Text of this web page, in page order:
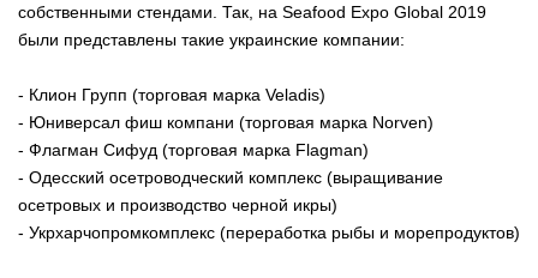
собственными стендами. Так, на Seafood Expo Global 2019
были представлены такие украинские компании:
- Клион Групп (торговая марка Veladis)
- Юниверсал фиш компани (торговая марка Norven)
- Флагман Сифуд (торговая марка Flagman)
- Одесский осетроводческий комплекс (выращивание
осетровых и производство черной икры)
- Укрхарчопромкомплекс (переработка рыбы и морепродуктов)